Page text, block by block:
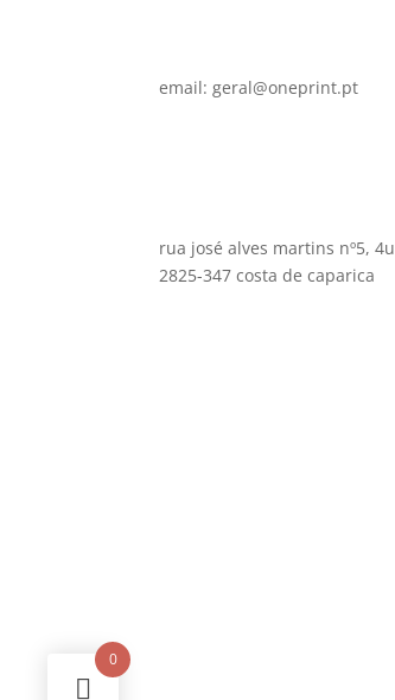
email: geral@oneprint.pt
rua josé alves martins nº5, 4u
2825-347 costa de caparica
0